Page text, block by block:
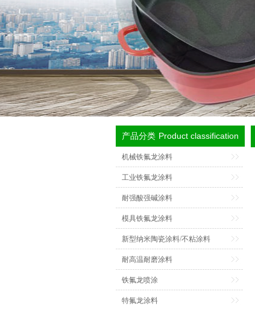
产品分类 Product classification
机械铁氟龙涂料
工业铁氟龙涂料
耐强酸强碱涂料
模具铁氟龙涂料
新型纳米陶瓷涂料/不粘涂料
耐高温耐磨涂料
铁氟龙喷涂
特氟龙涂料